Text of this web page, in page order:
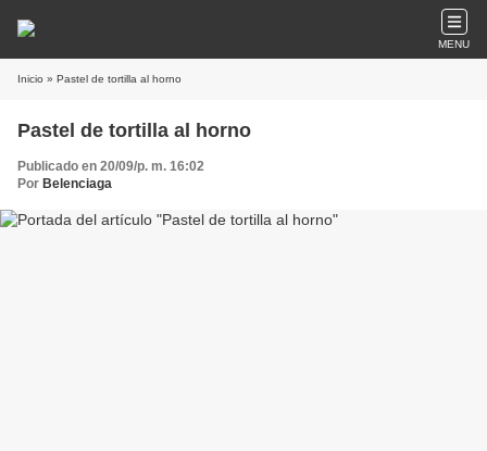
MENU
Inicio » Pastel de tortilla al horno
Pastel de tortilla al horno
Publicado en 20/09/p. m. 16:02
Por Belenciaga